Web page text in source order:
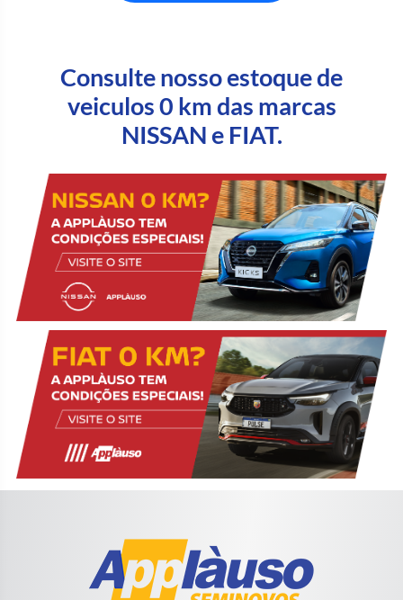
Consulte nosso estoque de
veiculos 0 km das marcas
NISSAN e FIAT.